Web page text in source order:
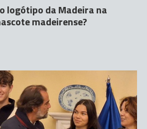
logótipo da Madeira na
madeirense?